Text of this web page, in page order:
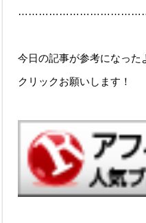
今日の記事が参考になった
クリックお願いします！